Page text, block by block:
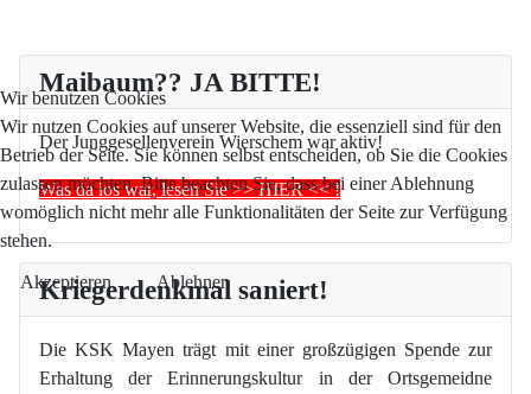
Maibaum?? JA BITTE!
Der Junggesellenverein Wierschem war aktiv!
Was da los war, lesen Sie >> HIER << !
Kriegerdenkmal saniert!
Die KSK Mayen trägt mit einer großzügigen Spende zur
Erhaltung der Erinnerungskultur in der Ortsgemeidne
Wir benutzen Cookies
Wir nutzen Cookies auf unserer Website, die essenziell sind für den
Betrieb der Seite. Sie können selbst entscheiden, ob Sie die Cookies
zulassen möchten. Bitte beachten Sie, dass bei einer Ablehnung
womöglich nicht mehr alle Funktionalitäten der Seite zur Verfügung
stehen.
Akzeptieren Ablehnen